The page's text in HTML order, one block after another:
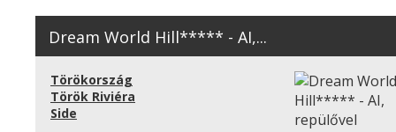
Dream World Hill***** - AI,...
Törökország
Török Riviéra
Side